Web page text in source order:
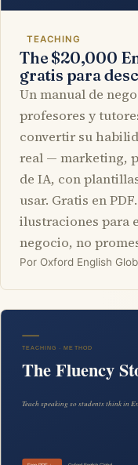
TEACHING
The $20,000
gratis para
Un manual de
profesores y
convertir su
real — marketing,
de IA, con
usar. Gratis en
ilustraciones para
negocio, no
Por Oxford English